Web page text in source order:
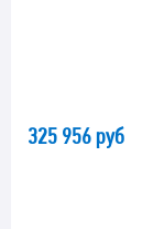
325 956 руб